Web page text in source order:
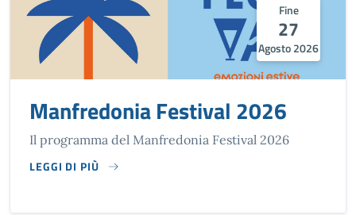
Fine
27
Agosto 2026
Manfredonia Festival 2026
Il programma del Manfredonia Festival 2026
LEGGI DI PIÙ
SU MANFREDONIA FESTIVAL 2026